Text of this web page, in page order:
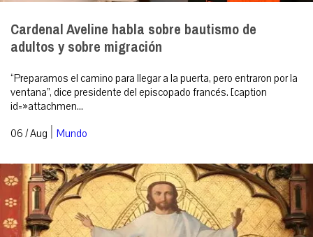
Cardenal Aveline habla sobre bautismo de
adultos y sobre migración
“Preparamos el camino para llegar a la puerta, pero entraron por la
ventana”, dice presidente del episcopado francés. [caption
id=»attachmen...
06 / Aug | Mundo